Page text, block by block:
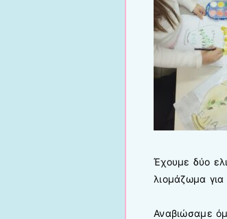
Έχουμε δύο
λιομάζωμα
Αναβιώσαμε